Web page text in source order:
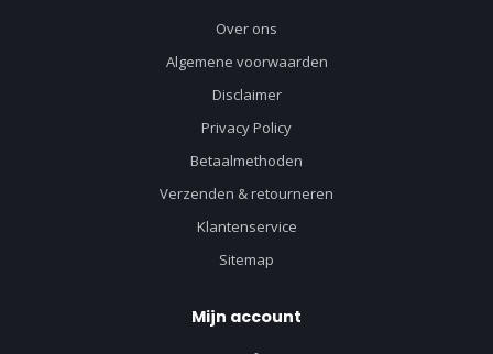
Over ons
Algemene voorwaarden
Disclaimer
Privacy Policy
Betaalmethoden
Verzenden & retourneren
Klantenservice
Sitemap
Mijn account